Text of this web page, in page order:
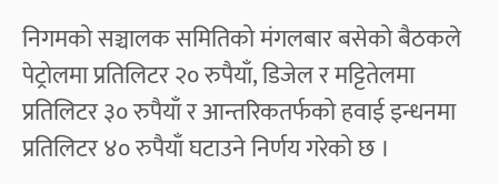
निगमको सञ्चालक समितिको मंगलबार बसेको बैठकले
पेट्रोलमा प्रतिलिटर २० रुपैयाँ, डिजेल र मट्टितेलमा
प्रतिलिटर ३० रुपैयाँ र आन्तरिकतर्फको हवाई इन्धनमा
प्रतिलिटर ४० रुपैयाँ घटाउने निर्णय गरेको छ ।